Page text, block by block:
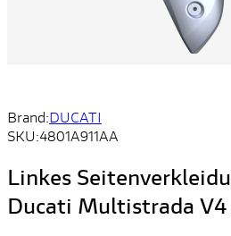
Brand:DUCATI
SKU:4801A911AA
Linkes
Ducati Multistrada V4